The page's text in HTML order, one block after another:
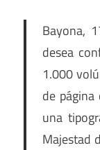
Bayona,
desea
1.000
de
una
Majestad